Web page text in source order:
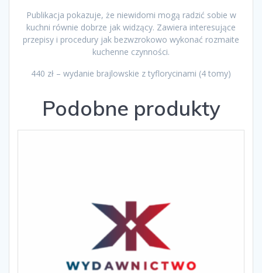
Publikacja pokazuje, że niewidomi mogą radzić sobie w
kuchni równie dobrze jak widzący. Zawiera interesujące
przepisy i procedury jak bezwzrokowo wykonać rozmaite
kuchenne czynności.
440 zł – wydanie brajlowskie z tyflorycinami (4 tomy)
Podobne produkty